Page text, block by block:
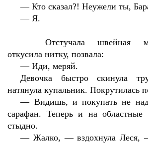
—Кто сказал?! Неужели ты,
—Я.
Отстучала швейная
откусила нитку, позвала:
—Иди, меряй.
Девочка быстро скинула
натянула купальник. Покрутилась
— Видишь, и покупать не
сарафан. Теперь и на областные
стыдно.
—Жалко, — вздохнула Леся,